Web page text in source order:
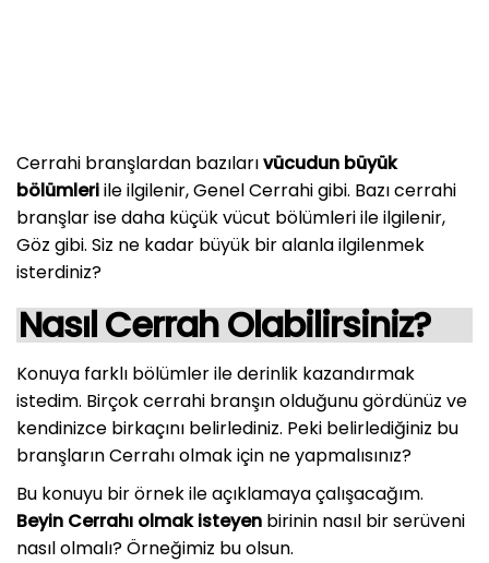
Cerrahi branşlardan bazılarıvücudun büyük
bölümleriile ilgilenir, Genel Cerrahi gibi. Bazı cerrahi
branşlar ise daha küçük vücut bölümleri ile ilgilenir,
Göz gibi. Siz ne kadar büyük bir alanla ilgilenmek
isterdiniz?
Nasıl Cerrah Olabilirsiniz?
Konuya farklı bölümler ile derinlik kazandırmak
istedim. Birçok cerrahi branşın olduğunu gördünüz ve
kendinizce birkaçını belirlediniz. Peki belirlediğiniz bu
branşların Cerrahı olmak için ne yapmalısınız?
Bu konuyu bir örnek ile açıklamaya çalışacağım.
Beyin Cerrahı olmak isteyen birinin nasıl bir serüveni
nasıl olmalı? Örneğimiz bu olsun.